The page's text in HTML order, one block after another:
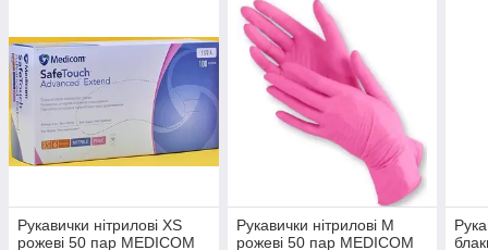
Рукавички нітрилові XS
рожеві 50 пар MEDICOM
Рукавички нітрилові M
рожеві 50 пар MEDICOM